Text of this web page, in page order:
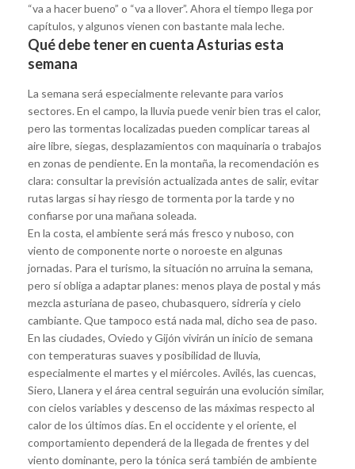
“va a hacer bueno” o “va a llover”. Ahora el tiempo llega por
capítulos, y algunos vienen con bastante mala leche.
Qué debe tener en cuenta Asturias esta
semana
La semana será especialmente relevante para varios
sectores. En el campo, la lluvia puede venir bien tras el calor,
pero las tormentas localizadas pueden complicar tareas al
aire libre, siegas, desplazamientos con maquinaria o trabajos
en zonas de pendiente. En la montaña, la recomendación es
clara: consultar la previsión actualizada antes de salir, evitar
rutas largas si hay riesgo de tormenta por la tarde y no
confiarse por una mañana soleada.
En la costa, el ambiente será más fresco y nuboso, con
viento de componente norte o noroeste en algunas
jornadas. Para el turismo, la situación no arruina la semana,
pero sí obliga a adaptar planes: menos playa de postal y más
mezcla asturiana de paseo, chubasquero, sidrería y cielo
cambiante. Que tampoco está nada mal, dicho sea de paso.
En las ciudades, Oviedo y Gijón vivirán un inicio de semana
con temperaturas suaves y posibilidad de lluvia,
especialmente el martes y el miércoles. Avilés, las cuencas,
Siero, Llanera y el área central seguirán una evolución similar,
con cielos variables y descenso de las máximas respecto al
calor de los últimos días. En el occidente y el oriente, el
comportamiento dependerá de la llegada de frentes y del
viento dominante, pero la tónica será también de ambiente